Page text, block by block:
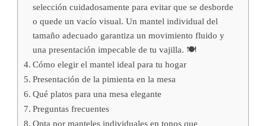
selección cuidadosamente para evitar que se desborde
o quede un vacío visual. Un mantel individual del
tamaño adecuado garantiza un movimiento fluido y
una presentación impecable de tu vajilla. 🍽️
Cómo elegir el mantel ideal para tu hogar
Presentación de la pimienta en la mesa
Qué platos para una mesa elegante
Preguntas frecuentes
Opta por manteles individuales en tonos que